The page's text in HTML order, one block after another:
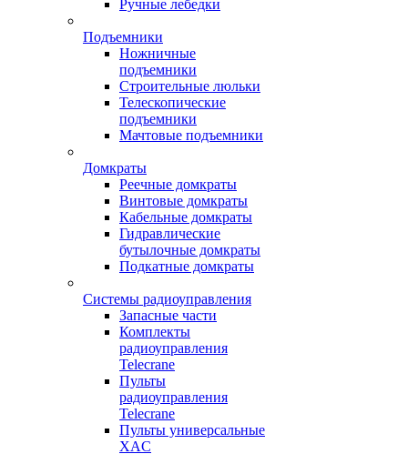
Ручные лебедки
Подъемники
Ножничные
подъемники
Строительные люльки
Телескопические
подъемники
Мачтовые подъемники
Домкраты
Реечные домкраты
Винтовые домкраты
Кабельные домкраты
Гидравлические
бутылочные домкраты
Подкатные домкраты
Системы радиоуправления
Запасные части
Комплекты
радиоуправления
Telecrane
Пульты
радиоуправления
Telecrane
Пульты универсальные
XAC